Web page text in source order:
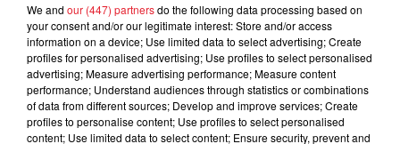
We and our (447) partnersdo the following data processing based on
your consent and/or our legitimate interest: Store and/or access
information on a device; Use limited data to select advertising; Create
profiles for personalised advertising; Use profiles to select personalised
advertising; Measure advertising performance; Measure content
performance; Understand audiences through statistics or combinations
of data from different sources; Develop and improve services; Create
profiles to personalise content; Use profiles to select personalised
content; Use limited data to select content; Ensure security, prevent and